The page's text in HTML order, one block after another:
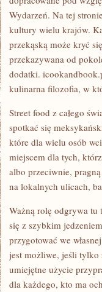
Wydarzeń. Na tej
kultury wielu krajów.
przekąską może kryć
przekazywana od
dodatki.
kulinarna filozofia, w
Street food z całego
spotkać się
które dla wielu osób
miejscem dla tych,
albo przeciwnie,
na lokalnych ulicach,
Ważną rolę odgrywa tu
się z szybkim
przygotować we
jest możliwe, jeśli tylko
umiejętne użycie
dla każdego, kto ma